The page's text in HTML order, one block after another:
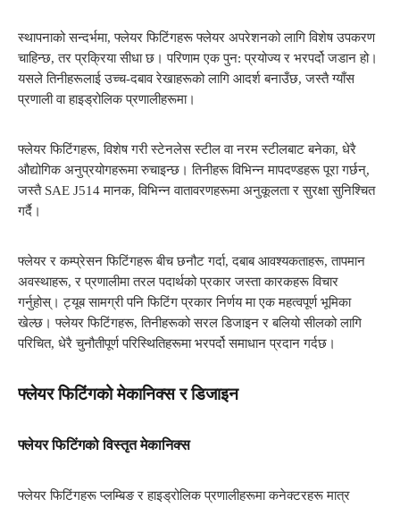
स्थापनाको सन्दर्भमा, फ्लेयर फिटिंगहरू फ्लेयर अपरेशनको लागि विशेष उपकरण
चाहिन्छ, तर प्रक्रिया सीधा छ। परिणाम एक पुन: प्रयोज्य र भरपर्दो जडान हो।
यसले तिनीहरूलाई उच्च-दबाव रेखाहरूको लागि आदर्श बनाउँछ, जस्तै ग्याँस
प्रणाली वा हाइड्रोलिक प्रणालीहरूमा।
फ्लेयर फिटिंगहरू, विशेष गरी स्टेनलेस स्टील वा नरम स्टीलबाट बनेका, धेरै
औद्योगिक अनुप्रयोगहरूमा रुचाइन्छ। तिनीहरू विभिन्न मापदण्डहरू पूरा गर्छन्,
जस्तै SAE J514 मानक, विभिन्न वातावरणहरूमा अनुकूलता र सुरक्षा सुनिश्चित
गर्दै।
फ्लेयर र कम्प्रेसन फिटिंगहरू बीच छनौट गर्दा, दबाब आवश्यकताहरू, तापमान
अवस्थाहरू, र प्रणालीमा तरल पदार्थको प्रकार जस्ता कारकहरू विचार
गर्नुहोस्। ट्यूब सामग्री पनि फिटिंग प्रकार निर्णय मा एक महत्वपूर्ण भूमिका
खेल्छ। फ्लेयर फिटिंगहरू, तिनीहरूको सरल डिजाइन र बलियो सीलको लागि
परिचित, धेरै चुनौतीपूर्ण परिस्थितिहरूमा भरपर्दो समाधान प्रदान गर्दछ।
फ्लेयर फिटिंगको मेकानिक्स र डिजाइन
फ्लेयर फिटिंगको विस्तृत मेकानिक्स
फ्लेयर फिटिंगहरू प्लम्बिङ र हाइड्रोलिक प्रणालीहरूमा कनेक्टरहरू मात्र